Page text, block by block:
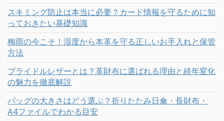
スキミング防止は本当に必要？カード情報を守るために知
っておきたい基礎知識
梅雨の今こそ！湿度から本革を守る正しいお手入れと保管
方法
ブライドルレザーとは？革財布に選ばれる理由と経年変化
の魅力を徹底解説
バッグの大きさはどう選ぶ？折りたたみ日傘・長財布・
A4ファイルでわかる目安